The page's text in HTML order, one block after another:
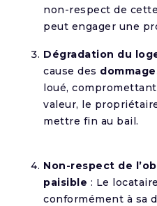
non-respect de
peut engager une
Dégradation du
cause des
loué,
valeur, le
mettre fin au bail.
Non-respect de
paisible : Le
conformément à sa